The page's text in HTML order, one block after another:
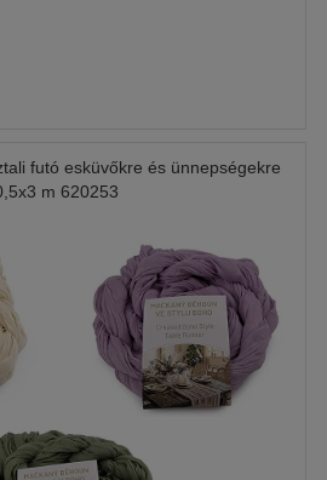
futó esküvőkre és ünnepségekre
m 620253